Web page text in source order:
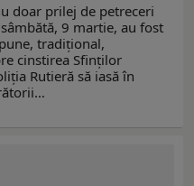
doar prilej de petreceri
9 martie, au fost
tradițional,
cinstirea Sfinților
Rutieră să iasă în